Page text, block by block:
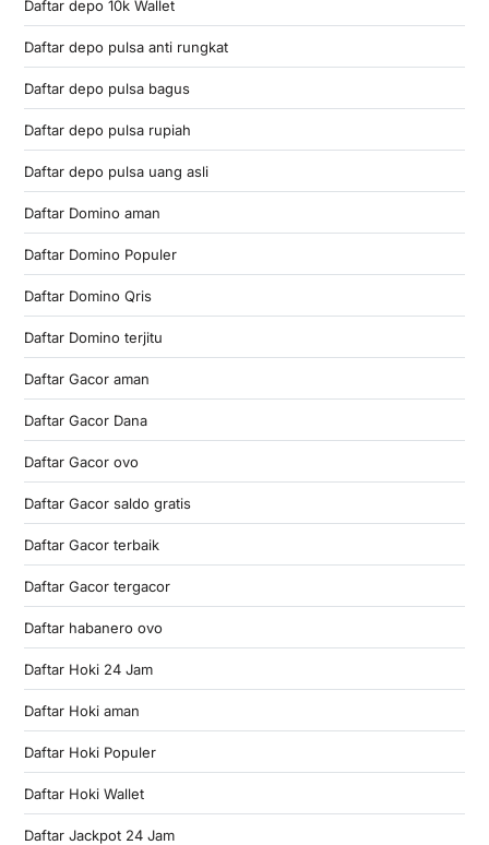
Daftar depo 10k Wallet
Daftar depo pulsa anti rungkat
Daftar depo pulsa bagus
Daftar depo pulsa rupiah
Daftar depo pulsa uang asli
Daftar Domino aman
Daftar Domino Populer
Daftar Domino Qris
Daftar Domino terjitu
Daftar Gacor aman
Daftar Gacor Dana
Daftar Gacor ovo
Daftar Gacor saldo gratis
Daftar Gacor terbaik
Daftar Gacor tergacor
Daftar habanero ovo
Daftar Hoki 24 Jam
Daftar Hoki aman
Daftar Hoki Populer
Daftar Hoki Wallet
Daftar Jackpot 24 Jam